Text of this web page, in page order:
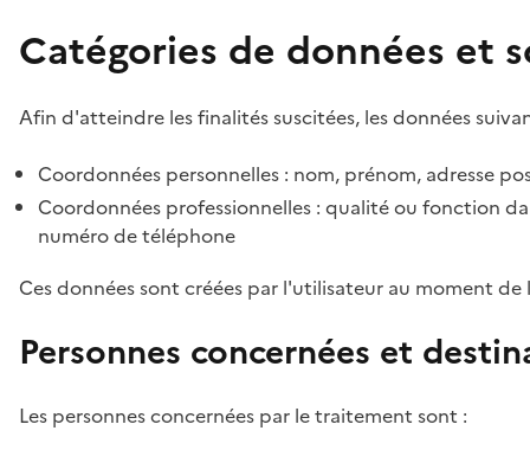
Catégories de données et
Afin d'atteindre les finalités suscitées, les données
Coordonnées personnelles : nom, prénom, adresse
Coordonnées professionnelles : qualité ou fonction
numéro de téléphone
Ces données sont créées par l'utilisateur au moment
Personnes concernées et
Les personnes concernées par le traitement sont :